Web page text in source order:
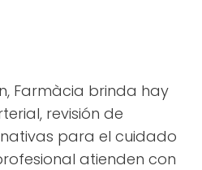
Farmàcia brinda hay
revisión de
para el cuidado
atienden con